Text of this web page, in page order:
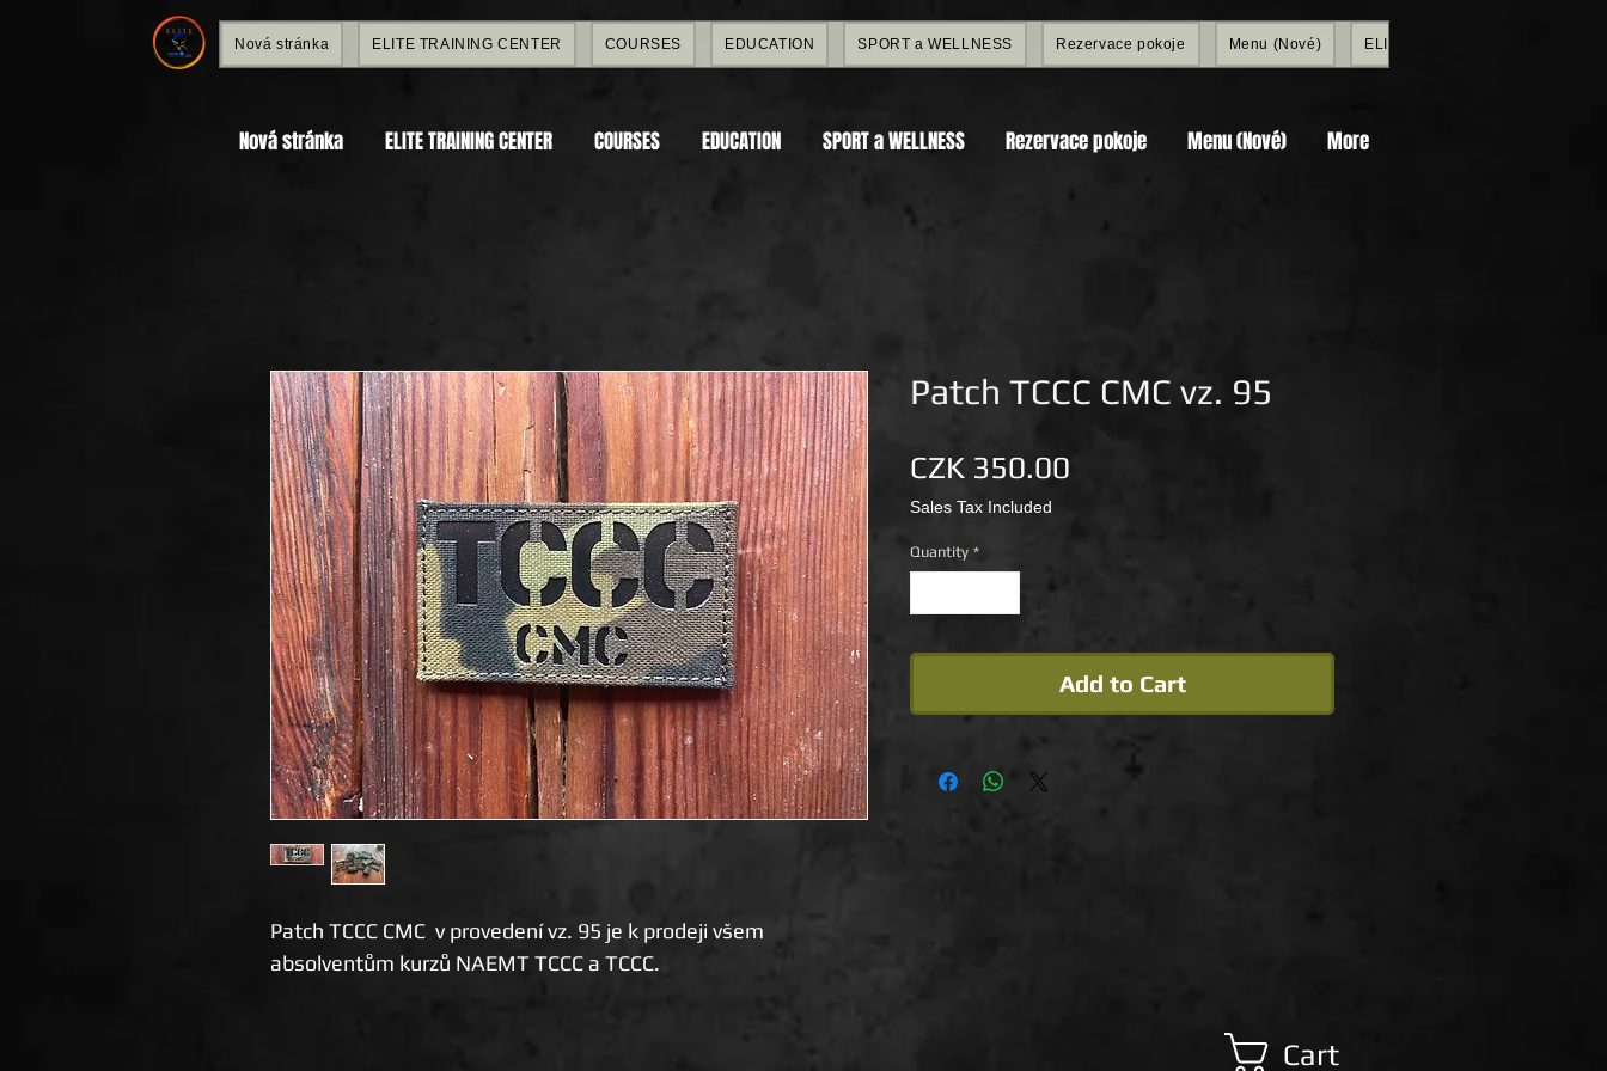
Nová stránka ELITE TRAINING CENTER COURSES EDUCATION SPORT a WELLNESS Rezervace pokoje Menu (Nové) ELITE SHOP
Nová stránka ELITE TRAINING CENTER COURSES EDUCATION SPORT a WELLNESS Rezervace pokoje Menu (Nové) More
Patch TCCC CMC v provedení vz. 95 je k prodeji všem
absolventům kurzů NAEMT TCCC a TCCC.
Patch TCCC CMC vz. 95
CZK 350.00
Sales Tax Included
Quantity *
Add to Cart
Cart